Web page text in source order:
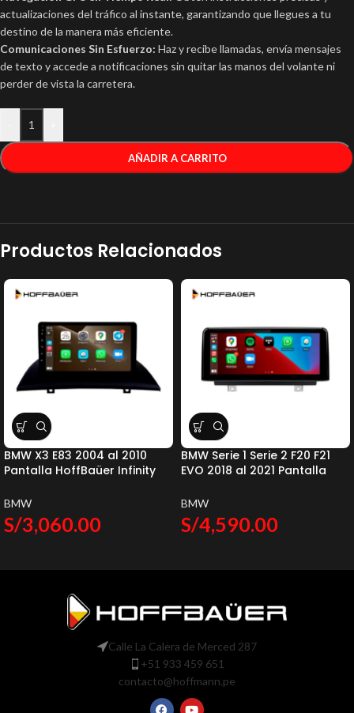
actualizaciones del tráfico al instante, garantizando que llegues a tu
destino de la manera más eficiente.
Comunicaciones Sin Esfuerzo: Haz y recibe llamadas, envía mensajes
de texto y accede a notificaciones sin quitar las manos del volante ni
perder de vista la carretera.
AÑADIR A CARRITO
Productos Relacionados
BMW X3 E83 2004 al 2010
Pantalla HoffBaüer Infinity
Android Auto Hoffmann &
Baüer
BMW
S/3,060.00
BMW Serie 1 Serie 2 F20 F21
EVO 2018 al 2021 Pantalla
CarPlay & Android Auto
Hoffmann & Baüer
BMW
S/4,590.00
Calle La Calera de Merced 287
+51 933 459 651
contacto@hoffmann.pe